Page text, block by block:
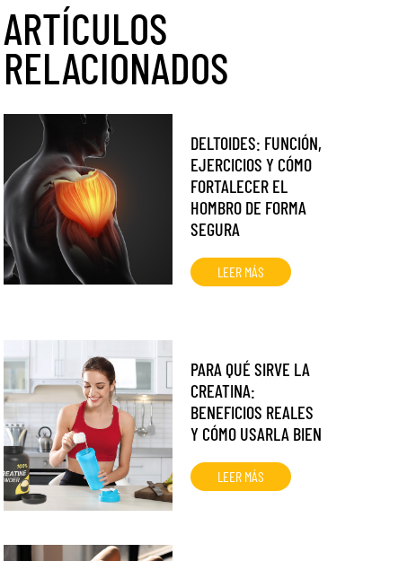
ARTÍCULOS
RELACIONADOS
DELTOIDES: FUNCIÓN,
EJERCICIOS Y CÓMO
FORTALECER EL
HOMBRO DE FORMA
SEGURA
LEER MÁS
PARA QUÉ SIRVE LA
CREATINA:
BENEFICIOS REALES
Y CÓMO USARLA BIEN
LEER MÁS